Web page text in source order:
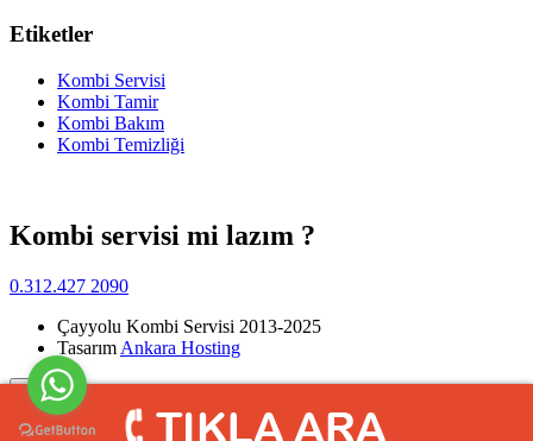
Etiketler
Kombi Servisi
Kombi Tamir
Kombi Bakım
Kombi Temizliği
Kombi servisi mi lazım ?
0.312.427 2090
Çayyolu Kombi Servisi 2013-2025
Tasarım Ankara Hosting
Yukarı
>